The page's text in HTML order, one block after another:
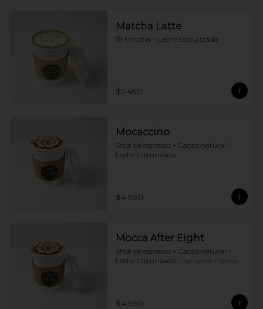
Matcha Latte
Té Matcha + Leche texturizada
$5.490
Mocaccino
Shot de espresso + Cacao natural +
Leche texturizada
$4.990
Mocca After Eight
Shot de espresso + Cacao natural +
Leche texturizada + syrup de menta
$4.990